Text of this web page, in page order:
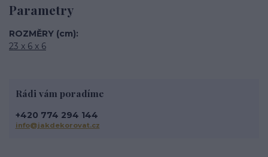
Parametry
ROZMĚRY (cm)
23 x 6 x 6
Rádi vám poradíme
+420 774 294 144
info@jakdekorovat.cz